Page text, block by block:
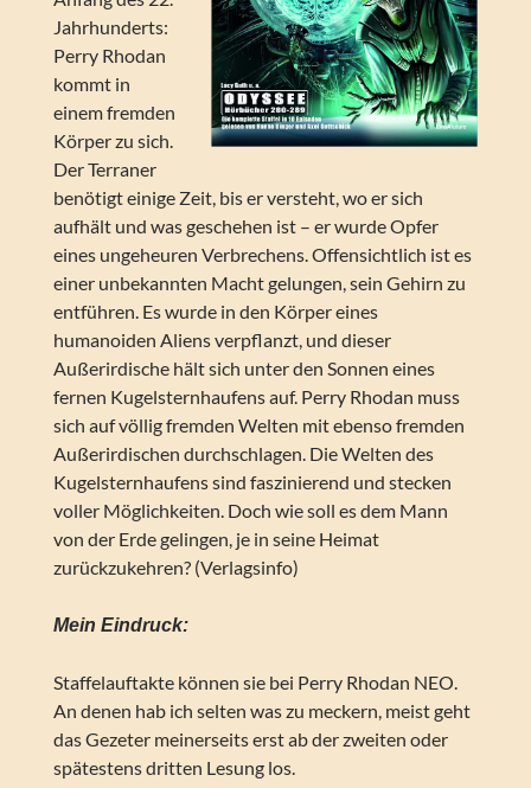
Jahrhunderts:
Perry Rhodan
kommt in
einem fremden
Körper zu sich.
Der Terraner
benötigt einige Zeit, bis er versteht, wo er sich
aufhält und was geschehen ist – er wurde Opfer
eines ungeheuren Verbrechens. Offensichtlich ist es
einer unbekannten Macht gelungen, sein Gehirn zu
entführen. Es wurde in den Körper eines
humanoiden Aliens verpflanzt, und dieser
Außerirdische hält sich unter den Sonnen eines
fernen Kugelsternhaufens auf. Perry Rhodan muss
sich auf völlig fremden Welten mit ebenso fremden
Außerirdischen durchschlagen. Die Welten des
Kugelsternhaufens sind faszinierend und stecken
voller Möglichkeiten. Doch wie soll es dem Mann
von der Erde gelingen, je in seine Heimat
zurückzukehren? (Verlagsinfo)
Mein Eindruck:
Staffelauftakte können sie bei Perry Rhodan NEO.
An denen hab ich selten was zu meckern, meist geht
das Gezeter meinerseits erst ab der zweiten oder
spätestens dritten Lesung los.